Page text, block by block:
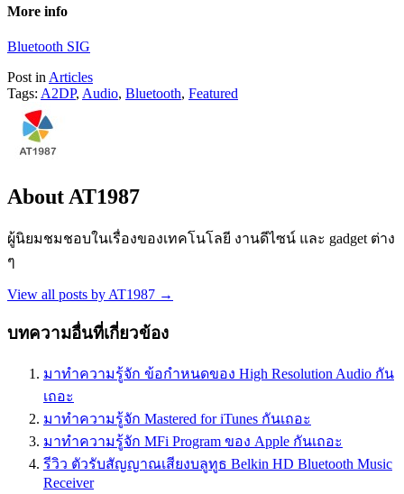
More info
Bluetooth SIG
Post in Articles
Tags: A2DP, Audio, Bluetooth, Featured
About AT1987
ผู้นิยมชมชอบในเรื่องของเทคโนโลยี งานดีไซน์ และ gadget ต่าง
ๆ
View all posts by AT1987 →
บทความอื่นที่เกี่ยวข้อง
มาทำความรู้จัก ข้อกำหนดของ High Resolution Audio กัน
เถอะ
มาทำความรู้จัก Mastered for iTunes กันเถอะ
มาทำความรู้จัก MFi Program ของ Apple กันเถอะ
รีวิว ตัวรับสัญญาณเสียงบลูทูธ Belkin HD Bluetooth Music
Receiver